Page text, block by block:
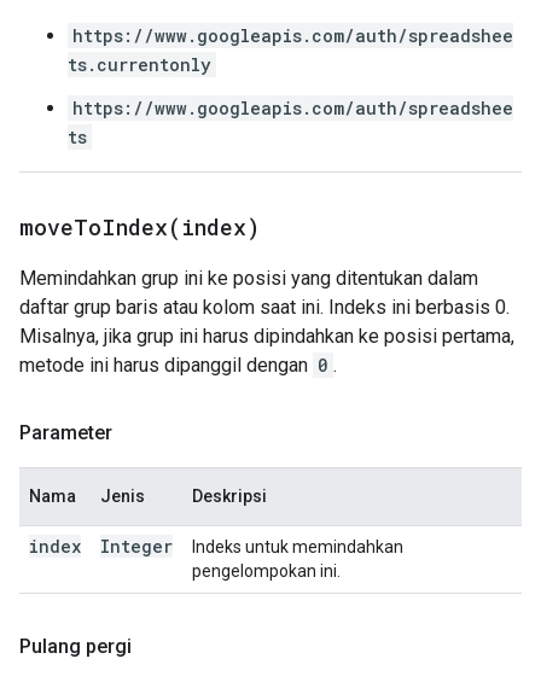
https://www.googleapis.com/auth/spreadshee
ts.currentonly
https://www.googleapis.com/auth/spreadshee
ts
moveToIndex( index)
Memindahkan grup ini ke posisi yang ditentukan dalam
daftar grup baris atau kolom saat ini. Indeks ini berbasis 0.
Misalnya, jika grup ini harus dipindahkan ke posisi pertama,
metode ini harus dipanggil dengan 0 .
Parameter
Nama Jenis Deskripsi
index Integer
Indeks untuk memindahkan
pengelompokan ini.
Pulang pergi